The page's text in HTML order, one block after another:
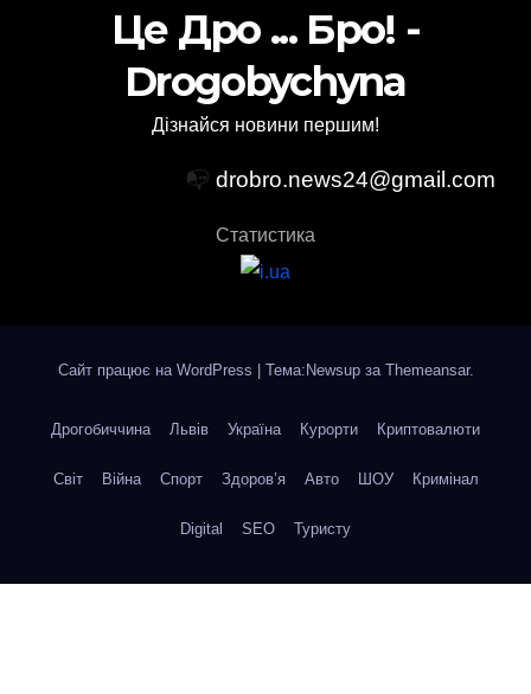
Це Дро ... Бро! -
Drogobychyna
Дізнайся новини першим!
📭 drobro.news24@gmail.com
Статистика
Сайт працює на WordPress | Тема:Newsup за Themeansar.
Дрогобиччина Львів Україна Курорти Криптовалюти
Світ Війна Спорт Здоров’я Авто ШОУ Кримінал
Digital SEO Туристу